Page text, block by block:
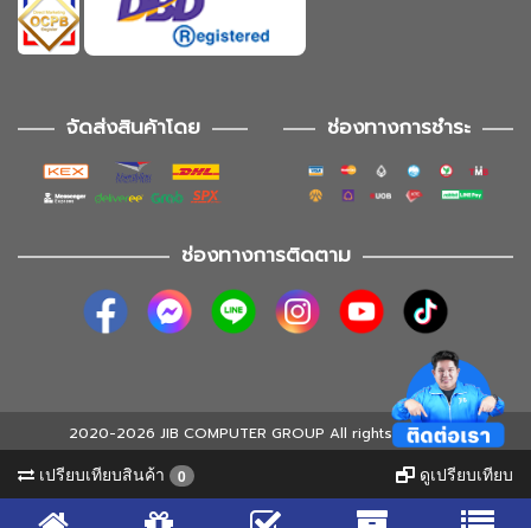
จัดส่งสินค้าโดย ช่องทางการชำระ
ช่องทางการติดตาม
2020-2026 JIB COMPUTER GROUP All rights reserved
เปรียบเทียบสินค้า 0 ดูเปรียบเทียบ